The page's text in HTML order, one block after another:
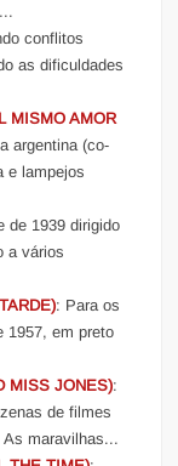
conflitos
as dificuldades
MISMO AMOR
argentina (co-
e lampejos
de 1939 dirigido
a vários
: Para os
1957, em preto
MISS JONES):
de filmes
As maravilhas...